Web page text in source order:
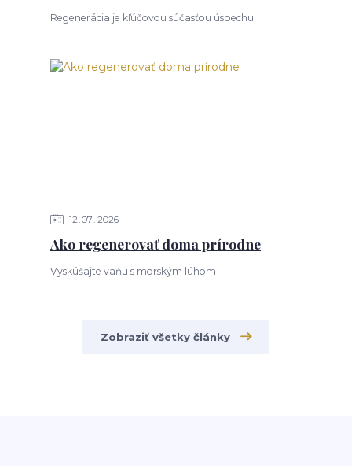
Regenerácia je kľúčovou súčasťou úspechu
12 07 2026
Ako regenerovať doma prírodne
Vyskúšajte vaňu s morským lúhom
Zobraziť všetky články